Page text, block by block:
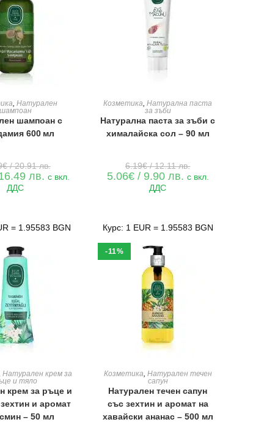
В КОЛИЧКАТА
,Натурален
шампоан
шампоан с
600 мл
€/ 20.91 лв.
price
was:
лв. Текущата
цена
с вкл.
ДДС
ДОБАВЯНЕ В КОЛИЧКАТА
Козметика,Натурална паста
за зъби
Натурална паста за зъби с
хималайска сол – 90 мл
6.19€/ 12.11 лв.
was:
5.06€/ 9.90 лв. Текущата
цена
с вкл.
ДДС
= 1.95583 BGN
В КОЛИЧКАТА
Натурален крем за
и тяло
крем за ръце и
и аромат
– 50 мл
Курс: 1 EUR = 1.95583 BGN
-11%
ДОБАВЯНЕ В КОЛИЧКАТА
Козметика Натурален течен
сапун
Натурален течен сапун
със зехтин и аромат на
хавайски ананас – 500 мл